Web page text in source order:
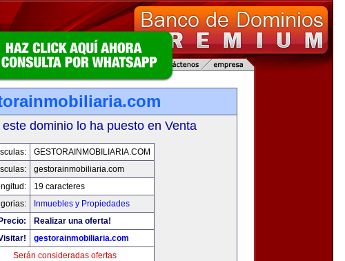
dominio lo ha puesto en Venta
GESTORAINMOBILIARIA.COM
gestorainmobiliaria.com
19 caracteres
Inmuebles y Propiedades
Precio:
Realizar una oferta!
gestorainmobiliaria.com
Serán consideradas ofertas